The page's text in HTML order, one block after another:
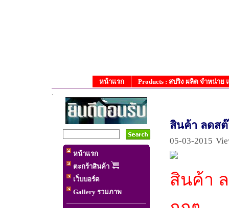
หน้าแรก
Products : สปริง ผลิต จำหน่า
.
หน้าแรก
ตะกร้าสินค้า
เว็บบอร์ด
Gallery รวมภาพ
สินค้า ลดส
05-03-2015
สินค้า